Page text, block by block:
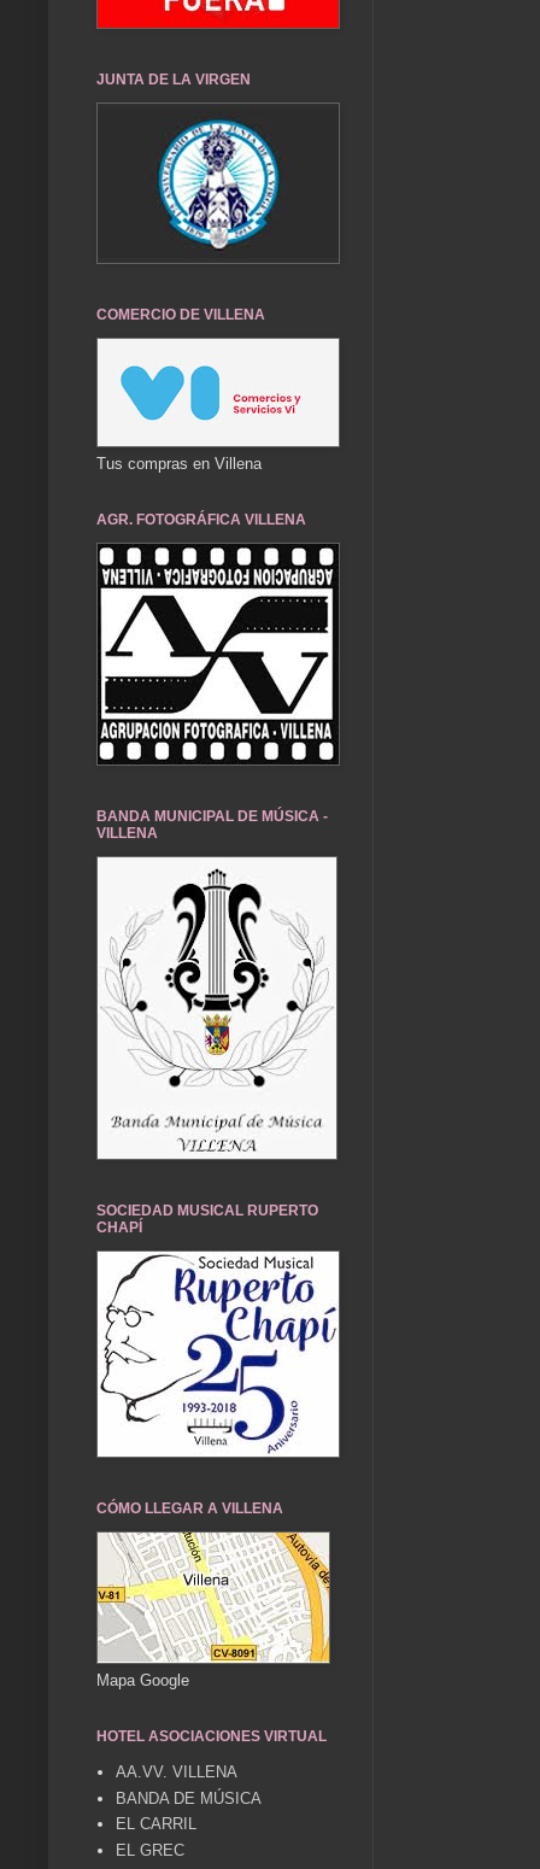
JUNTA DE LA VIRGEN
COMERCIO DE VILLENA
Tus compras en Villena
AGR. FOTOGRÁFICA VILLENA
BANDA MUNICIPAL DE MÚSICA -
VILLENA
SOCIEDAD MUSICAL RUPERTO
CHAPÍ
CÓMO LLEGAR A VILLENA
Mapa Google
HOTEL ASOCIACIONES VIRTUAL
AA.VV. VILLENA
BANDA DE MÚSICA
EL CARRIL
EL GREC